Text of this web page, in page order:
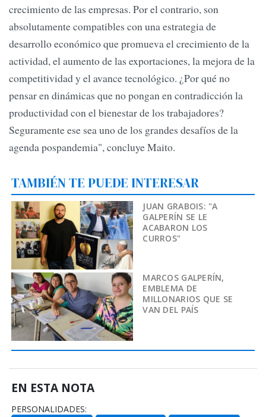
crecimiento de las empresas. Por el contrario, son
absolutamente compatibles con una estrategia de
desarrollo económico que promueva el crecimiento de la
actividad, el aumento de las exportaciones, la mejora de la
competitividad y el avance tecnológico. ¿Por qué no
pensar en dinámicas que no pongan en contradicción la
productividad con el bienestar de los trabajadores?
Seguramente ese sea uno de los grandes desafíos de la
agenda pospandemia", concluye Maito.
TAMBIÉN TE PUEDE INTERESAR
JUAN GRABOIS: "A
GALPERÍN SE LE
ACABARON LOS
CURROS"
MARCOS GALPERÍN,
EMBLEMA DE
MILLONARIOS QUE SE
VAN DEL PAÍS
EN ESTA NOTA
PERSONALIDADES: